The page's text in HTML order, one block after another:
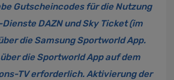
Gutscheincodes für die Nutzung
DAZN und Sky Ticket (im
die Samsung Sportworld App.
die Sportworld App auf dem
TV erforderlich. Aktivierung der